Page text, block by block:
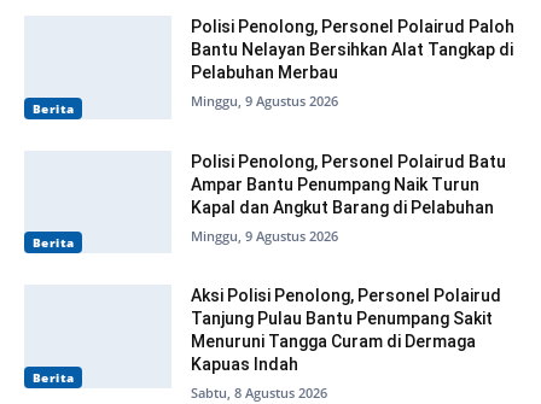
Berita
Polisi Penolong, Personel Polairud Paloh
Bantu Nelayan Bersihkan Alat Tangkap di
Pelabuhan Merbau
Minggu, 9 Agustus 2026
Berita
Polisi Penolong, Personel Polairud Batu
Ampar Bantu Penumpang Naik Turun
Kapal dan Angkut Barang di Pelabuhan
Minggu, 9 Agustus 2026
Berita
Aksi Polisi Penolong, Personel Polairud
Tanjung Pulau Bantu Penumpang Sakit
Menuruni Tangga Curam di Dermaga
Kapuas Indah
Sabtu, 8 Agustus 2026